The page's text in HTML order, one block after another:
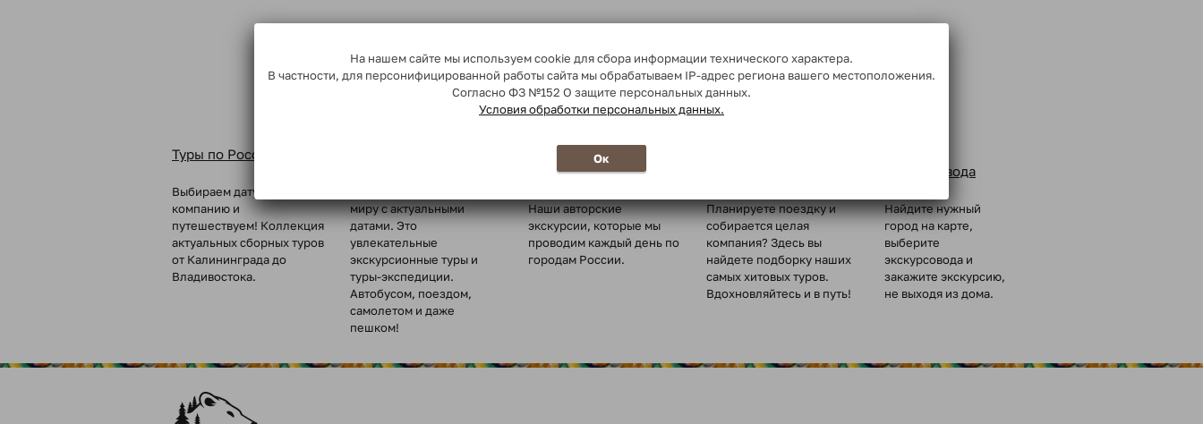
Туры по России
Выбираем дату, собираем
компанию и
путешествуем! Коллекция
актуальных сборных туров
от Калининграда до
Владивостока.
миру с актуальными
датами. Это
увлекательные
экскурсионные туры и
туры-экспедиции.
Автобусом, поездом,
самолетом и даже
пешком!
Ежедневные
экскурсии
Наши авторские
экскурсии, которые мы
проводим каждый день по
городам России.
Планируете поездку и
собирается целая
компания? Здесь вы
найдете подборку наших
самых хитовых туров.
Вдохновляйтесь и в путь!
экскурсовода
Найдите нужный
город на карте,
выберите
экскурсовода и
закажите экскурсию,
не выходя из дома.
На нашем сайте мы используем cookie для сбора информации технического характера.
В частности, для персонифицированной работы сайта мы обрабатываем IP-адрес региона вашего местоположения.
Согласно ФЗ №152 О защите персональных данных.
Условия обработки персональных данных.
Ок